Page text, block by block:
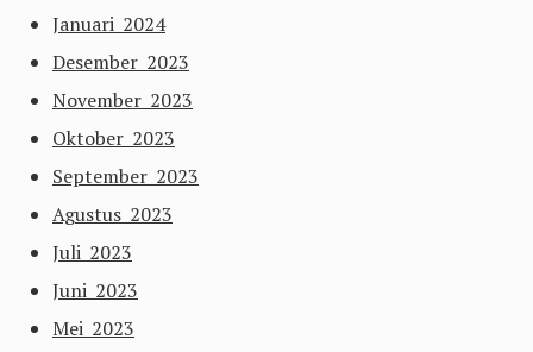
Januari 2024
Desember 2023
November 2023
Oktober 2023
September 2023
Agustus 2023
Juli 2023
Juni 2023
Mei 2023